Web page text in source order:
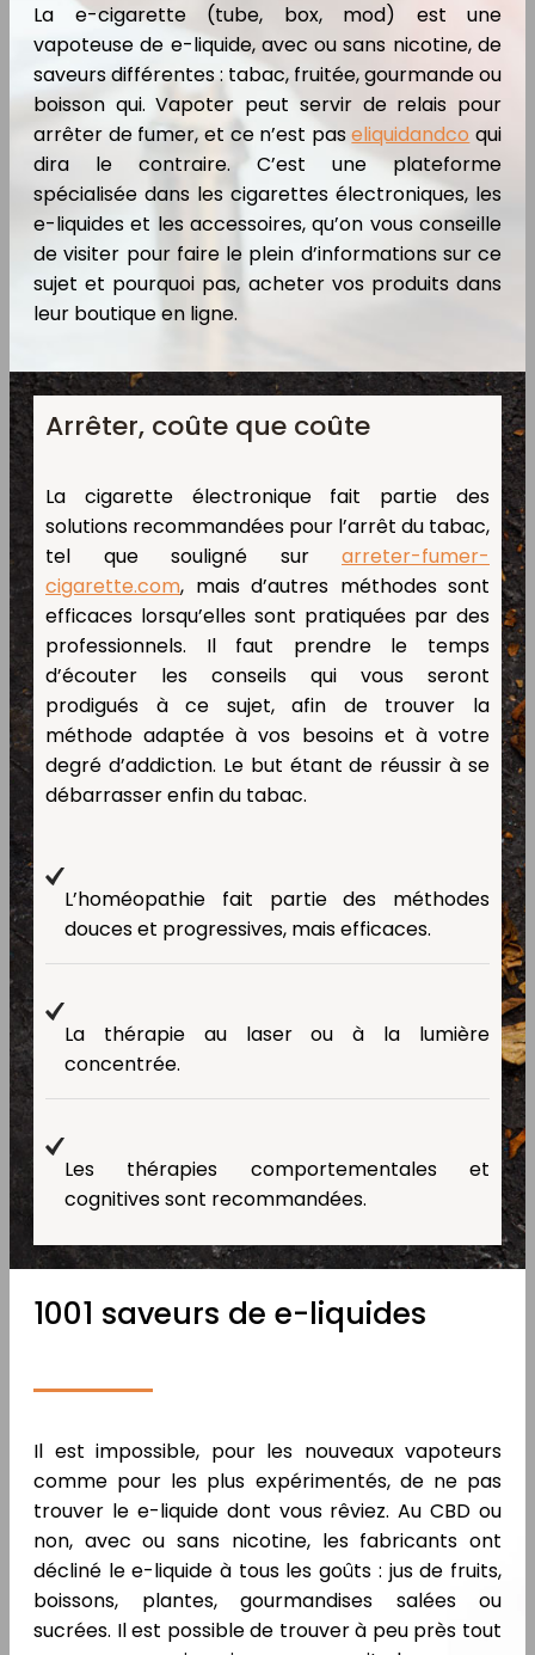
La e-cigarette (tube, box, mod) est une
vapoteuse de e-liquide, avec ou sans nicotine, de
saveurs différentes : tabac, fruitée, gourmande ou
boisson qui. Vapoter peut servir de relais pour
arrêter de fumer, et ce n’est paseliquidandco qui
dira le contraire. C’est une plateforme
spécialisée dans les cigarettes électroniques, les
e-liquides et les accessoires, qu’on vous conseille
de visiter pour faire le plein d’informations sur ce
sujet et pourquoi pas, acheter vos produits dans
leur boutique en ligne.
Arrêter, coûte que coûte
La cigarette électronique fait partie des
solutions recommandées pour l’arrêt du tabac,
tel que souligné sur arreter-fumer-
cigarette.com, mais d’autres méthodes sont
efficaces lorsqu’elles sont pratiquées par des
professionnels. Il faut prendre le temps
d’écouter les conseils qui vous seront
prodigués à ce sujet, afin de trouver la
méthode adaptée à vos besoins et à votre
degré d’addiction. Le but étant de réussir à se
débarrasser enfin du tabac.
L’homéopathie fait partie des méthodes
douces et progressives, mais efficaces.
La thérapie au laser ou à la lumière
concentrée.
Les thérapies comportementales et
cognitives sont recommandées.
1001 saveurs de e-liquides
Il est impossible, pour les nouveaux vapoteurs
comme pour les plus expérimentés, de ne pas
trouver le e-liquide dont vous rêviez. Au CBD ou
non, avec ou sans nicotine, les fabricants ont
décliné le e-liquide à tous les goûts : jus de fruits,
boissons, plantes, gourmandises salées ou
sucrées. Il est possible de trouver à peu près tout